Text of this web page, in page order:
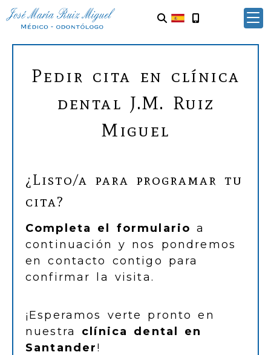
Pedir cita en clínica
dental J.M. Ruiz
Miguel
¿Listo/a para programar tu
cita?
Completa el formulario a
continuación y nos pondremos
en contacto contigo para
confirmar la visita.
¡Esperamos verte pronto en
nuestra clínica dental en
Santander!